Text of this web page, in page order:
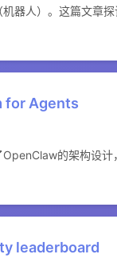
器人）。这篇文章
for Agents
的架构设
leaderboard